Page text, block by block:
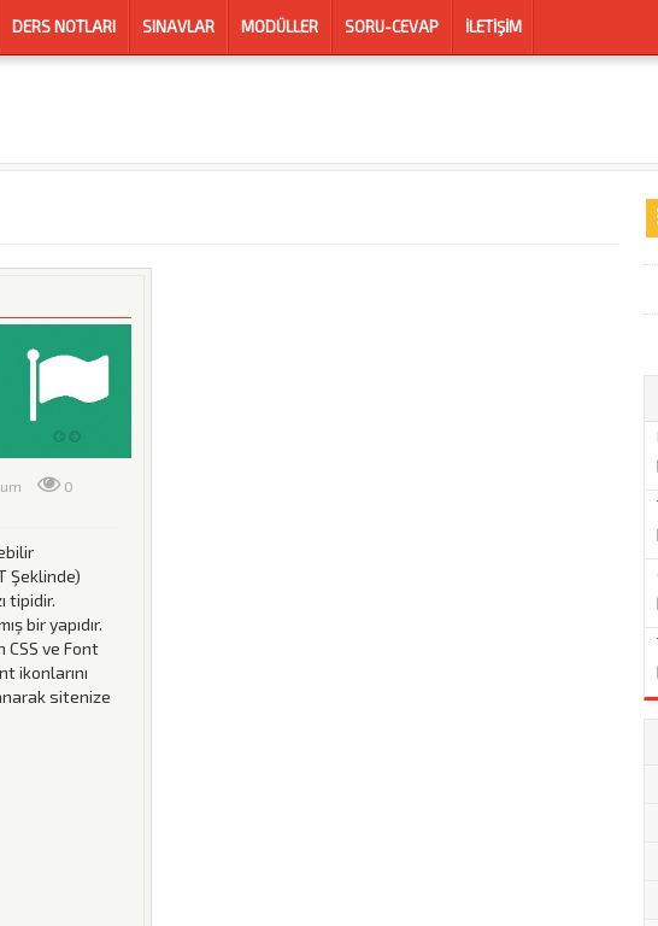
DERS NOTLARI SINAVLAR MODÜLLER SORU-CEVAP İLETIŞIM
0
Şeklinde)
tipidir.
bir yapıdır.
ve Font
ikonlarını
sitenize